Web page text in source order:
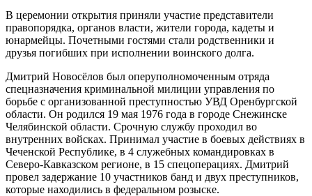
В церемонии открытия приняли участие представители
правопорядка, органов власти, жители города, кадеты и
юнармейцы. Почетными гостями стали родственники и
друзья погибших при исполнении воинского долга.
Дмитрий Новосёлов был оперуполномоченным отряда
спецназначения криминальной милиции управления по
борьбе с организованной преступностью УВД Оренбургской
области. Он родился 19 мая 1976 года в городе Снежинске
Челябинской области. Срочную службу проходил во
внутренних войсках. Принимал участие в боевых действиях в
Чеченской Республике, в 4 служебных командировках в
Северо-Кавказском регионе, в 15 спецоперациях. Дмитрий
провел задержание 10 участников банд и двух преступников,
которые находились в федеральном розыске.